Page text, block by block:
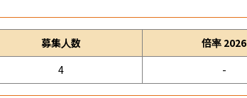
募集人数 倍率 2026
4 -